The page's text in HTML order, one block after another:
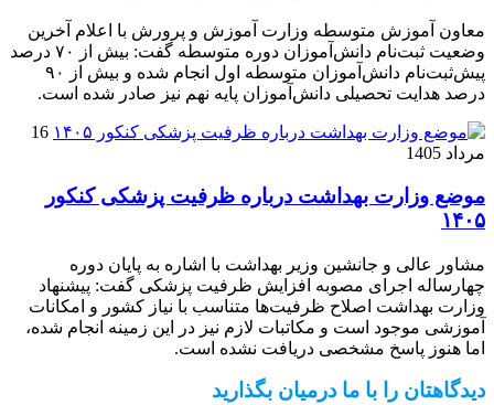
معاون آموزش متوسطه وزارت آموزش و پرورش با اعلام آخرین
وضعیت ثبت‌نام دانش‌آموزان دوره متوسطه گفت: بیش از ۷۰ درصد
پیش‌ثبت‌نام دانش‌آموزان متوسطه اول انجام شده و بیش از ۹۰
درصد هدایت تحصیلی دانش‌آموزان پایه نهم نیز صادر شده است.
16
مرداد 1405
موضع وزارت بهداشت درباره ظرفیت پزشکی کنکور
۱۴۰۵
مشاور عالی و جانشین وزیر بهداشت با اشاره به پایان دوره
چهارساله اجرای مصوبه افزایش ظرفیت پزشکی گفت: پیشنهاد
وزارت بهداشت اصلاح ظرفیت‌ها متناسب با نیاز کشور و امکانات
آموزشی موجود است و مکاتبات لازم نیز در این زمینه انجام شده،
اما هنوز پاسخ مشخصی دریافت نشده است.
دیدگاهتان را با ما درمیان بگذارید